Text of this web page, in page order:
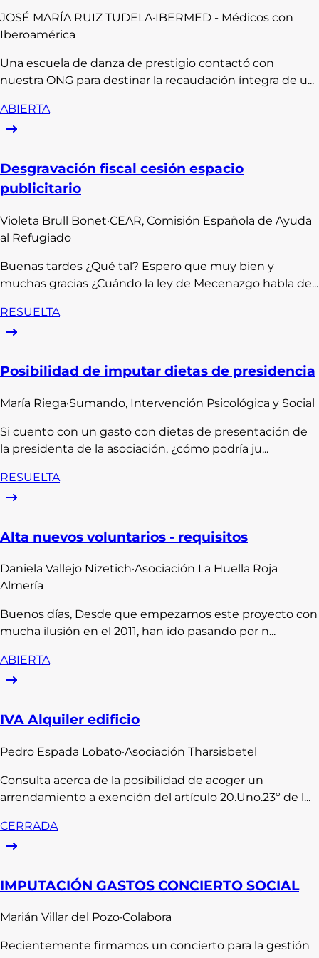
JOSÉ MARÍA RUIZ TUDELA·IBERMED - Médicos con
Iberoamérica
Una escuela de danza de prestigio contactó con
nuestra ONG para destinar la recaudación íntegra de u...
ABIERTA
Desgravación fiscal cesión espacio
publicitario
Violeta Brull Bonet·CEAR, Comisión Española de Ayuda
al Refugiado
Buenas tardes ¿Qué tal? Espero que muy bien y
muchas gracias ¿Cuándo la ley de Mecenazgo habla de...
RESUELTA
Posibilidad de imputar dietas de presidencia
María Riega·Sumando, Intervención Psicológica y Social
Si cuento con un gasto con dietas de presentación de
la presidenta de la asociación, ¿cómo podría ju...
RESUELTA
Alta nuevos voluntarios - requisitos
Daniela Vallejo Nizetich·Asociación La Huella Roja
Almería
Buenos días, Desde que empezamos este proyecto con
mucha ilusión en el 2011, han ido pasando por n...
ABIERTA
IVA Alquiler edificio
Pedro Espada Lobato·Asociación Tharsisbetel
Consulta acerca de la posibilidad de acoger un
arrendamiento a exención del artículo 20.Uno.23º de l...
CERRADA
IMPUTACIÓN GASTOS CONCIERTO SOCIAL
Marián Villar del Pozo·Colabora
Recientemente firmamos un concierto para la gestión